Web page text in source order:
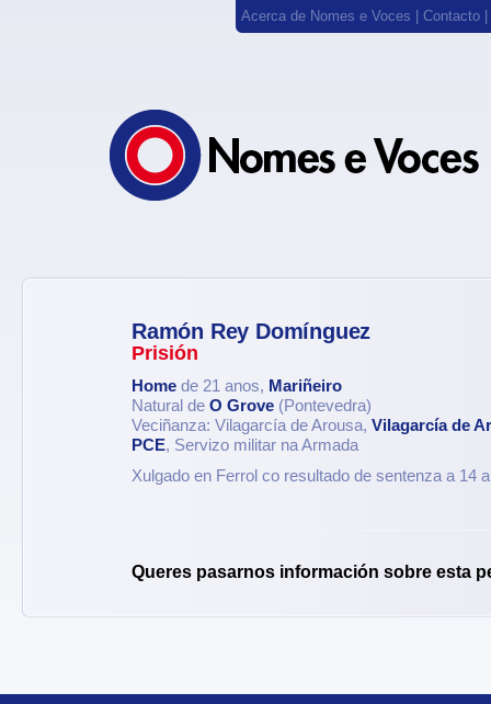
Acerca de Nomes e Voces Contacto
Ramón Rey Domínguez
Prisión
Home de 21 anos, Mariñeiro
Natural de O Grove (Pontevedra)
Veciñanza: Vilagarcía de Arousa, Vilagarcía de
PCE, Servizo militar na Armada
Xulgado en Ferrol co resultado de sentenza a 14
Queres pasarnos información sobre esta